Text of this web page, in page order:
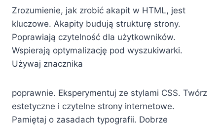
Zrozumienie, jak zrobić akapit w HTML, jest
kluczowe. Akapity budują strukturę strony.
Poprawiają czytelność dla użytkowników.
Wspierają optymalizację pod wyszukiwarki.
Używaj znacznika
poprawnie. Eksperymentuj ze stylami CSS. Twórz
estetyczne i czytelne strony internetowe.
Pamiętaj o zasadach typografii. Dobrze